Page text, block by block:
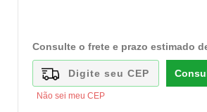
Consulte o frete e prazo estimado
Não sei meu CEP